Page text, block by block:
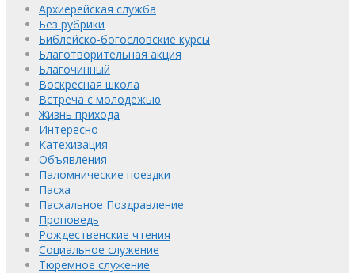
Архиерейская служба
Без рубрики
Библейско-богословские курсы
Благотворительная акция
Благочинный
Воскресная школа
Встреча с молодежью
Жизнь прихода
Интересно
Катехизация
Объявления
Паломнические поездки
Пасха
Пасхальное Поздравление
Проповедь
Рождественские чтения
Социальное служение
Тюремное служение